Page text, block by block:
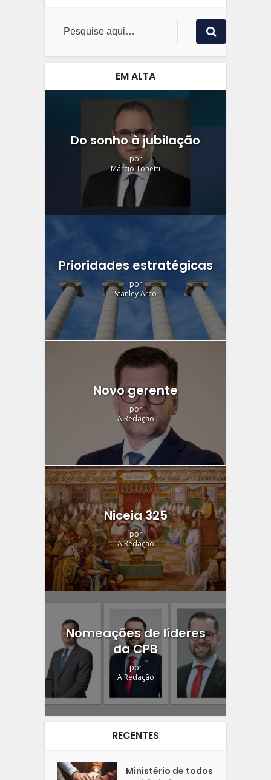
EM ALTA
Do sonho à jubilação
por
Márcio Tonetti
Prioridades estratégicas
por
Stanley Arco
Novo gerente
por
A Redação
Niceia 325
por
A Redação
Nomeações de líderes
da CPB
por
A Redação
RECENTES
Ministério de todos